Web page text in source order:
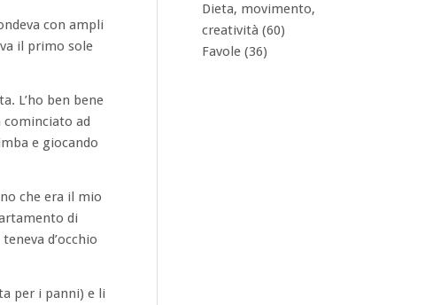
con ampli
il primo sole
L’ho ben bene
ad
e giocando
che era il mio
di
d’occhio
per i panni) e li
Dieta, movimento,
creatività (60)
Favole (36)